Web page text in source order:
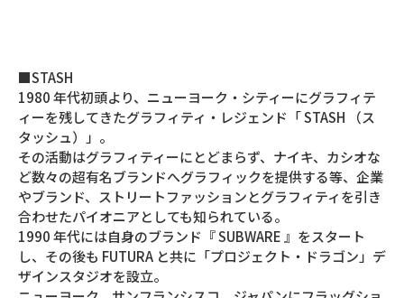
■STASH
1980 年代初頭より、ニューヨーク・シティーにグラフィテ
ィーを残してきたグラフィティ・レジェンド「 STASH （ス
タッシュ）」。
その活動はグラフィティーにとどまらず、ナイキ、カシオな
ど数々の超有名ブランドへグラフィックを提供する等、企業
やブランド、ストリートファッションとグラフィティを引き
合わせたパイオニアとしても知られている。
1990 年代には自身のブランド『 SUBWARE 』をスタート
し、その後も FUTURA と共に「プロジェクト・ドラゴン」デ
ザインスタジオを設立。